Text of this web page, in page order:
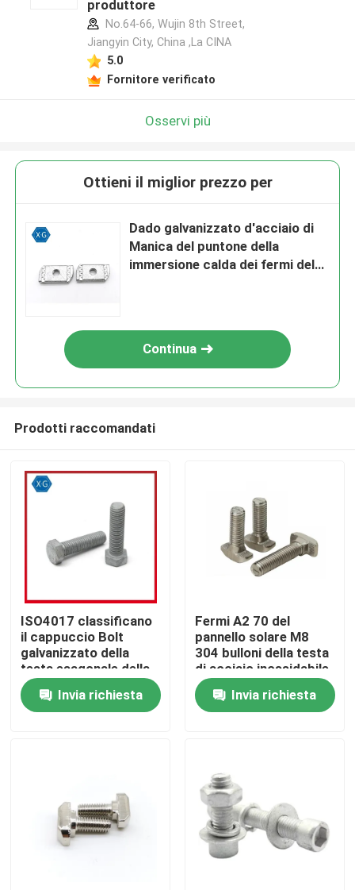
Casa
Prodotti
Video
Giro della fabbrica
produttore
No.64-66, Wujin 8th Street,
Jiangyin City, China ,La CINA
5.0
Fornitore verificato
Osservi più
Ottieni il miglior prezzo per
Dado galvanizzato d'acciaio di
Manica del puntone della
immersione calda dei fermi del
Continua
Prodotti raccomandati
ISO4017 classificano
il cappuccio Bolt
galvanizzato della
testa esagonale della
immersione calda di
8,8 viti esagonali degli
ss
Invia richiesta
Fermi A2 70 del
pannello solare M8
304 bulloni della testa
di acciaio inossidabile
T
Invia richiesta